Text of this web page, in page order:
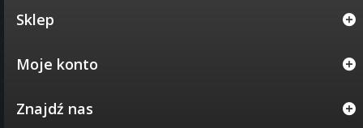
Sklep
Moje konto
Znajdź nas